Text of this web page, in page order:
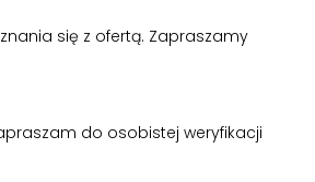
się z ofertą. Zapraszamy
do osobistej weryfikacji